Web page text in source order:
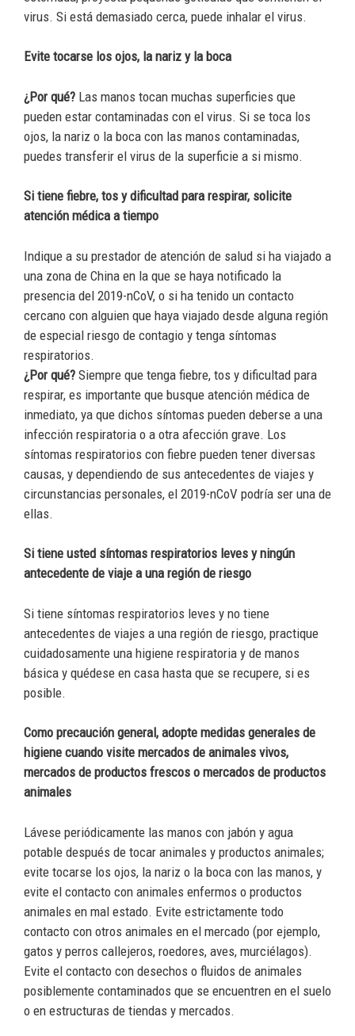
virus. Si está demasiado cerca, puede inhalar el virus.
Evite tocarse los ojos, la nariz y la boca
¿Por qué? Las manos tocan muchas superficies que
pueden estar contaminadas con el virus. Si se toca los
ojos, la nariz o la boca con las manos contaminadas,
puedes transferir el virus de la superficie a si mismo.
Si tiene fiebre, tos y dificultad para respirar, solicite
atención médica a tiempo
Indique a su prestador de atención de salud si ha viajado a
una zona de China en la que se haya notificado la
presencia del 2019-nCoV, o si ha tenido un contacto
cercano con alguien que haya viajado desde alguna región
de especial riesgo de contagio y tenga síntomas
respiratorios.
¿Por qué? Siempre que tenga fiebre, tos y dificultad para
respirar, es importante que busque atención médica de
inmediato, ya que dichos síntomas pueden deberse a una
infección respiratoria o a otra afección grave. Los
síntomas respiratorios con fiebre pueden tener diversas
causas, y dependiendo de sus antecedentes de viajes y
circunstancias personales, el 2019-nCoV podría ser una de
ellas.
Si tiene usted síntomas respiratorios leves y ningún
antecedente de viaje a una región de riesgo
Si tiene síntomas respiratorios leves y no tiene
antecedentes de viajes a una región de riesgo, practique
cuidadosamente una higiene respiratoria y de manos
básica y quédese en casa hasta que se recupere, si es
posible.
Como precaución general, adopte medidas generales de
higiene cuando visite mercados de animales vivos,
mercados de productos frescos o mercados de productos
animales
Lávese periódicamente las manos con jabón y agua
potable después de tocar animales y productos animales;
evite tocarse los ojos, la nariz o la boca con las manos, y
evite el contacto con animales enfermos o productos
animales en mal estado. Evite estrictamente todo
contacto con otros animales en el mercado (por ejemplo,
gatos y perros callejeros, roedores, aves, murciélagos).
Evite el contacto con desechos o fluidos de animales
posiblemente contaminados que se encuentren en el suelo
o en estructuras de tiendas y mercados.